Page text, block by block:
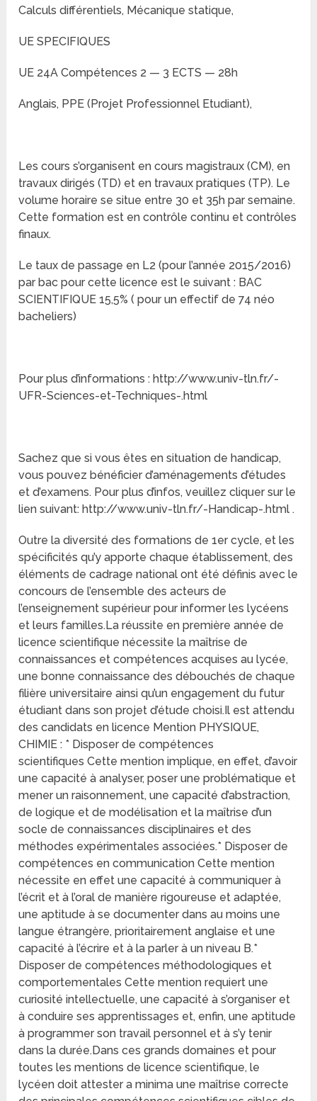
Calculs différentiels, Mécanique statique,
UE SPECIFIQUES
UE 24A Compétences 2 — 3 ECTS — 28h
Anglais, PPE (Projet Professionnel Etudiant),
Les cours s’organisent en cours magistraux (CM), en
travaux dirigés (TD) et en travaux pratiques (TP). Le
volume horaire se situe entre 30 et 35h par semaine.
Cette formation est en contrôle continu et contrôles
finaux.
Le taux de passage en L2 (pour l’année 2015/2016)
par bac pour cette licence est le suivant : BAC
SCIENTIFIQUE 15,5% ( pour un effectif de 74 néo
bacheliers)
Pour plus d’informations : http://www.univ-tln.fr/-
UFR-Sciences-et-Techniques-.html
Sachez que si vous êtes en situation de handicap,
vous pouvez bénéficier d’aménagements d’études
et d’examens. Pour plus d’infos, veuillez cliquer sur le
lien suivant: http://www.univ-tln.fr/-Handicap-.html .
Outre la diversité des formations de 1er cycle, et les
spécificités qu’y apporte chaque établissement, des
éléments de cadrage national ont été définis avec le
concours de l’ensemble des acteurs de
l’enseignement supérieur pour informer les lycéens
et leurs familles.La réussite en première année de
licence scientifique nécessite la maîtrise de
connaissances et compétences acquises au lycée,
une bonne connaissance des débouchés de chaque
filière universitaire ainsi qu’un engagement du futur
étudiant dans son projet d’étude choisi.Il est attendu
des candidats en licence Mention PHYSIQUE,
CHIMIE : * Disposer de compétences
scientifiques Cette mention implique, en effet, d’avoir
une capacité à analyser, poser une problématique et
mener un raisonnement, une capacité d’abstraction,
de logique et de modélisation et la maîtrise d’un
socle de connaissances disciplinaires et des
méthodes expérimentales associées.* Disposer de
compétences en communication Cette mention
nécessite en effet une capacité à communiquer à
l’écrit et à l’oral de manière rigoureuse et adaptée,
une aptitude à se documenter dans au moins une
langue étrangère, prioritairement anglaise et une
capacité à l’écrire et à la parler à un niveau B.*
Disposer de compétences méthodologiques et
comportementales Cette mention requiert une
curiosité intellectuelle, une capacité à s’organiser et
à conduire ses apprentissages et, enfin, une aptitude
à programmer son travail personnel et à s’y tenir
dans la durée.Dans ces grands domaines et pour
toutes les mentions de licence scientifique, le
lycéen doit attester a minima une maîtrise correcte